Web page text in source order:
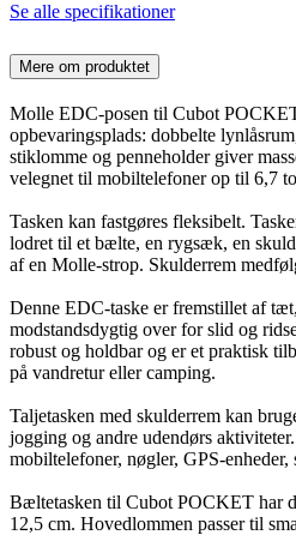
Se alle specifikationer
Mere om produktet
Molle EDC-posen til Cubot
opbevaringsplads: dobbelte
stiklomme og penneholder giver
velegnet til mobiltelefoner op til 6,7
Tasken kan fastgøres fleksibelt.
lodret til et bælte, en rygsæk, en
af en Molle-strop. Skulderrem
Denne EDC-taske er fremstillet af
modstandsdygtig over for slid og
robust og holdbar og er et praktisk
på vandretur eller camping.
Taljetasken med skulderrem kan
jogging og andre udendørs
mobiltelefoner, nøgler, GPS-enheder,
Bæltetasken til Cubot POCKET har
12,5 cm. Hovedlommen passer til